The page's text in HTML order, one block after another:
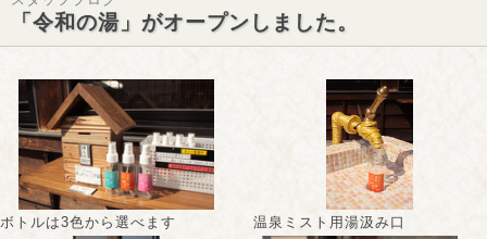
「令和の湯」がオープンしました。
ボトルは3色から選べます 温泉ミスト用湯汲み口